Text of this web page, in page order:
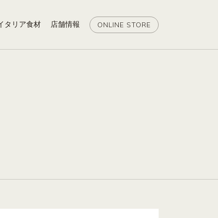
タリア食材 店舗情報 ONLINE STORE